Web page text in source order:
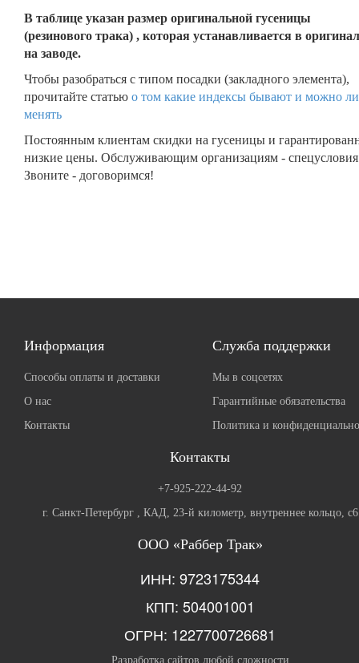
В таблице указан размер оригинальной гусеницы
(резинового трака) , которая устанавливается в
на заводе.
Чтобы разобраться с типом посадки (закладного элемента),
прочитайте статью о том какие индексы бывают и можно
менять
Постоянным клиентам скидки на гусеницы и
низкие цены. Обслуживающим организациям -
Звоните - договоримся!
Информация
Способы оплаты и доставки
О нас
Контакты
Служба поддержки
Мы в соцсетях
Гарантийные обязательства
Политика и
Контакты
+7-925-222-44-92
г. Санкт-Петербург , КАД, 23-й километр, внутреннее кольцо, с6
ООО «Раббер Трак»
ИНН: 9723175344
КПП: 504001001
ОГРН: 1227700726681
Разработка сайтов любой сложности